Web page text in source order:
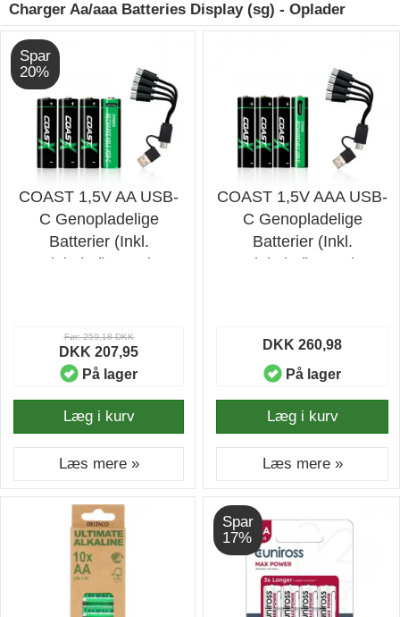
Charger Aa/aaa Batteries Display (sg) - Oplader
Spar
20%
COAST 1,5V AA USB-
C Genopladelige
Batterier (Inkl.
Ladekabel) - 4 stk. -
Før: 259,18 DKK
DKK 207,95
På lager
Læg i kurv
Læs mere »
COAST 1,5V AAA USB-
C Genopladelige
Batterier (Inkl.
Ladekabel) - 4 stk. -
DKK 260,98
På lager
Læg i kurv
Læs mere »
Spar
17%